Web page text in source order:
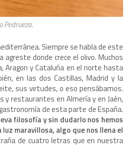
Pedrueza.
Siempre se habla de este
donde crece el olivo. Muchos
Aragon y Cataluña en el norte hasta
en las dos Castillas, Madrid y la
sus virtudes, o eso pensábamos.
restaurantes en Almería y en Jaén,
de esta parte de España.
filosofía y sin dudarlo nos hemos
luz maravillosa, algo que nos llena el
de cuatro letras que en nuestra